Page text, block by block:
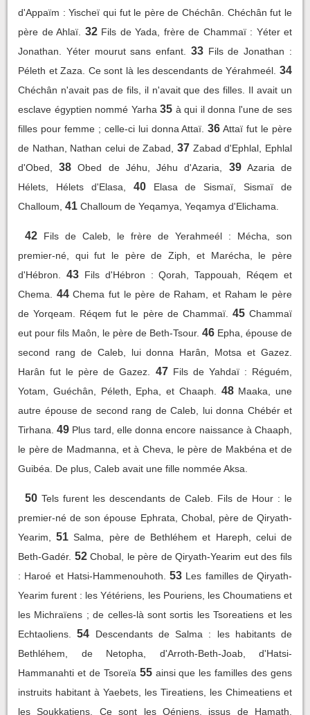
d'Appaïm : Yischeï qui fut le père de Chéchân. Chéchân fut le
père de Ahlaï.
32 Fils de Yada, frère de Chammaï : Yéter et
Jonathan. Yéter mourut sans enfant.
33 Fils de Jonathan :
Péleth et Zaza. Ce sont là les descendants de Yérahmeél. 34
Chéchân n'avait pas de fils, il n'avait que des filles. Il avait un
esclave égyptien nommé Yarha 35 à qui il donna l'une de ses
filles pour femme ; celle-ci lui donna Attaï. 36 Attaï fut le père
de Nathan, Nathan celui de Zabad,
37 Zabad d'Ephlal, Ephlal
d'Obed,
38 Obed de Jéhu, Jéhu d'Azaria, 39 Azaria de
Hélets, Hélets d'Elasa,
40
Elasa de Sismaï, Sismaï de
Challoum, 41 Challoum de Yeqamya, Yeqamya d'Elichama.
42
Fils de Caleb, le frère de Yerahmeél : Mécha, son
premier-né, qui fut le père de Ziph, et Marécha, le père
d'Hébron.
43 Fils d'Hébron : Qorah, Tappouah, Réqem et
Chema.
44 Chema fut le père de Raham, et Raham le père
de Yorqeam. Réqem fut le père de Chammaï.
45 Chammaï
eut pour fils Maôn, le père de Beth-Tsour. 46 Epha, épouse de
second rang de Caleb, lui donna Harân, Motsa et Gazez.
Harân fut le père de Gazez.
47 Fils de Yahdaï : Réguém,
Yotam, Guéchân, Péleth, Epha, et Chaaph.
48 Maaka, une
autre épouse de second rang de Caleb, lui donna Chébér et
Tirhana. 49 Plus tard, elle donna encore naissance à Chaaph,
le père de Madmanna, et à Cheva, le père de Makbéna et de
Guibéa. De plus, Caleb avait une fille nommée Aksa.
50 Tels furent les descendants de Caleb. Fils de Hour : le
premier-né de son épouse Ephrata, Chobal, père de Qiryath-
Yearim,
51 Salma, père de Bethléhem et Hareph, celui de
Beth-Gadér. 52 Chobal, le père de Qiryath-Yearim eut des fils
: Haroé et Hatsi-Hammenouhoth.
53 Les familles de Qiryath-
Yearim furent : les Yétériens, les Pouriens, les Choumatiens et
les Michraïens ; de celles-là sont sortis les Tsoreatiens et les
Echtaoliens.
54
Descendants de Salma : les habitants de
Bethléhem, de Netopha, d'Arroth-Beth-Joab, d'Hatsi-
Hammanahti et de Tsoreïa 55 ainsi que les familles des gens
instruits habitant à Yaebets, les Tireatiens, les Chimeatiens et
les Soukkatiens. Ce sont les Qéniens, issus de Hamath,